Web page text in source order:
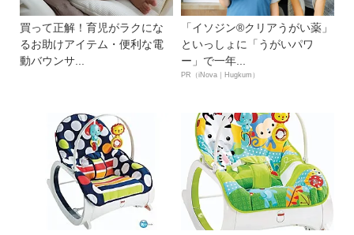
買って正解！育児がラクにな
るお助けアイテム・便利な電
動バウンサ...
「イソジン®クリアうがい薬」
といっしょに「うがいパワ
ー」で一年...
PR（iNova｜Hugkum）